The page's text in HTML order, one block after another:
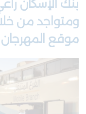
ومتواجد من
موقع المهرجان